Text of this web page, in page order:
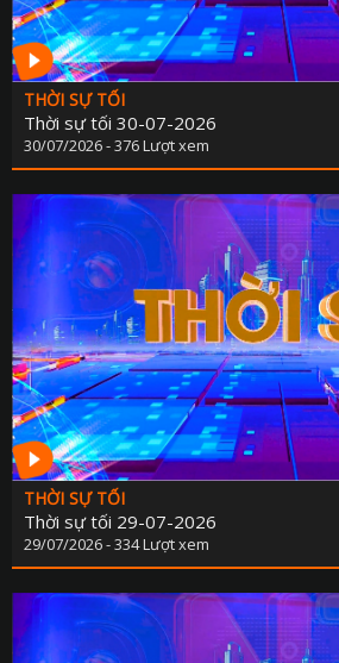
THỜI SỰ TỐI
Thời sự tối 30-07-2026
30/07/2026 - 376 Lượt xem
THỜI SỰ TỐI
Thời sự tối 29-07-2026
29/07/2026 - 334 Lượt xem